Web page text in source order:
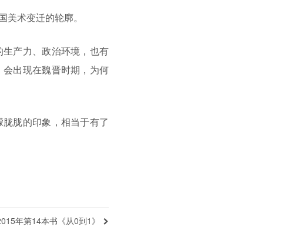
术变迁的轮廓。
产力、政治环境，也有
出现在魏晋时期，为何
胧的印象，相当于有了
年第14本书《从0到1》